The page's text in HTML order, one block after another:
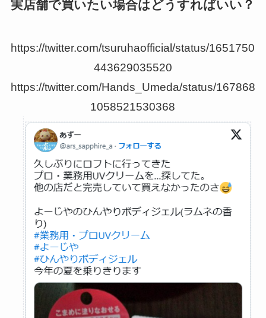
実店舗で買いたい場合はどうすればいい？
https://twitter.com/tsuruhaofficial/status/1651750
443629035520
https://twitter.com/Hands_Umeda/status/167868
1058521530368